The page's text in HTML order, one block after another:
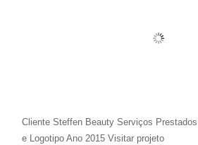
Cliente Steffen Beauty Serviços
e Logotipo Ano 2015 Visitar projeto